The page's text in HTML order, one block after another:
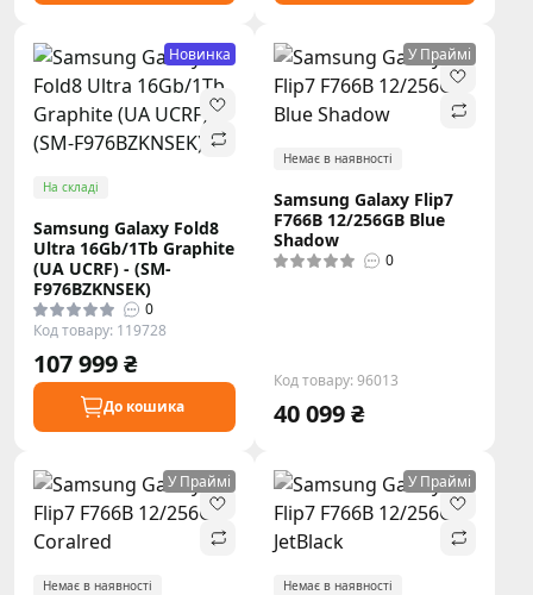
Новинка
На складі
Samsung Galaxy Fold8
Ultra 16Gb/1Tb Graphite
(UA UCRF) - (SM-
F976BZKNSEK)
0
Код товару: 119728
107 999 ₴
До кошика
У Праймі
Немає в наявності
Samsung Galaxy Flip7
F766B 12/256GB Blue
Shadow
0
Код товару: 96013
40 099 ₴
У Праймі
Немає в наявності
У Праймі
Немає в наявності